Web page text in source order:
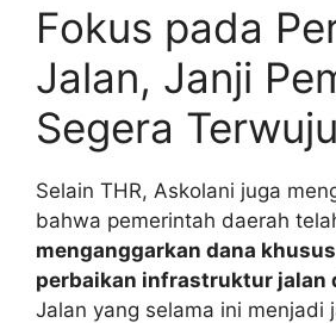
Fokus pada
Jalan, Janji
Segera
Selain THR, Askolani juga
bahwa pemerintah daerah
menganggarkan dana
perbaikan infrastruktur jalan
Jalan yang selama ini menjadi